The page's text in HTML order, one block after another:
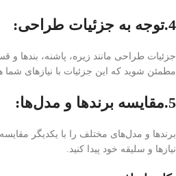
4.توجه به جزئیات طراحی:
جزئیات طراحی مانند زیره، پاشنه، بندها
مطمئن شوید که این جزئیات با نیازهای شما
5.مقایسه برندها و مدل‌ها:
برندها و مدل‌های مختلف را با یکدیگر مقایسه
نیازها و سلیقه خود پیدا کنید.